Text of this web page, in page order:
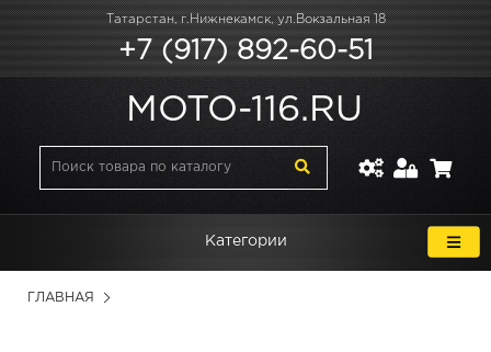
Татарстан, г.Нижнекамск, ул.Вокзальная 18
+7 (917) 892-60-51
MOTO-116.RU
Категории
ГЛАВНАЯ